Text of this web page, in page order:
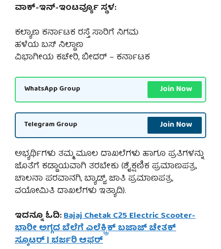
ವಾಕ್-ಇನ್-ಇಂಟರ್ವ್ಯೂ ಸ್ಥಳ:
ಕಲ್ಯಾಣ ಕರ್ನಾಟಕ ರಸ್ತೆ ಸಾರಿಗೆ ನಿಗಮ
ಹಳೆಯ ಬಸ್ ನಿಲ್ದಾಣ
ವಿಭಾಗೀಯ ಕಚೇರಿ, ಬೀದರ್ – ಕರ್ನಾಟಕ
WhatsApp Group Join Now
Telegram Group Join Now
ಅಭ್ಯರ್ಥಿಗಳು ತಮ್ಮ ಮೂಲ ದಾಖಲೆಗಳು ಹಾಗೂ ಪ್ರತಿಗಳನ್ನು
ಜೊತೆಗೆ ಕಡ್ಡಾಯವಾಗಿ ತರಬೇಕು (ಶೈಕ್ಷಣಿಕ ಪ್ರಮಾಣಪತ್ರ,
ಚಾಲನಾ ಪರವಾನಗಿ, ಬ್ಯಾಡ್ಜ್, ಜಾತಿ ಪ್ರಮಾಣಪತ್ರ,
ವಯೋಮಿತಿ ದಾಖಲೆಗಳು ಇತ್ಯಾದಿ).
ಇದನ್ನೂ ಓದಿ:Bajaj Chetak C25 Electric Scooter-
ಭಾರೀ ಅಗ್ಗದ ಬೆಲೆಗೆ ಎಲೆಕ್ಟ್ರಿಕ್ ಬಜಾಜ್ ಚೇತಕ್
ಸ್ಕೂಟರ್ | ಭರ್ಜರಿ ಆಫರ್